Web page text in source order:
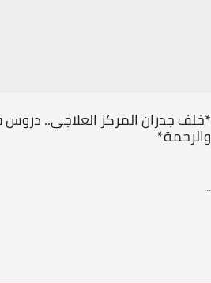
*خلف جدران المركز العلاجي..
والرحمة*
...